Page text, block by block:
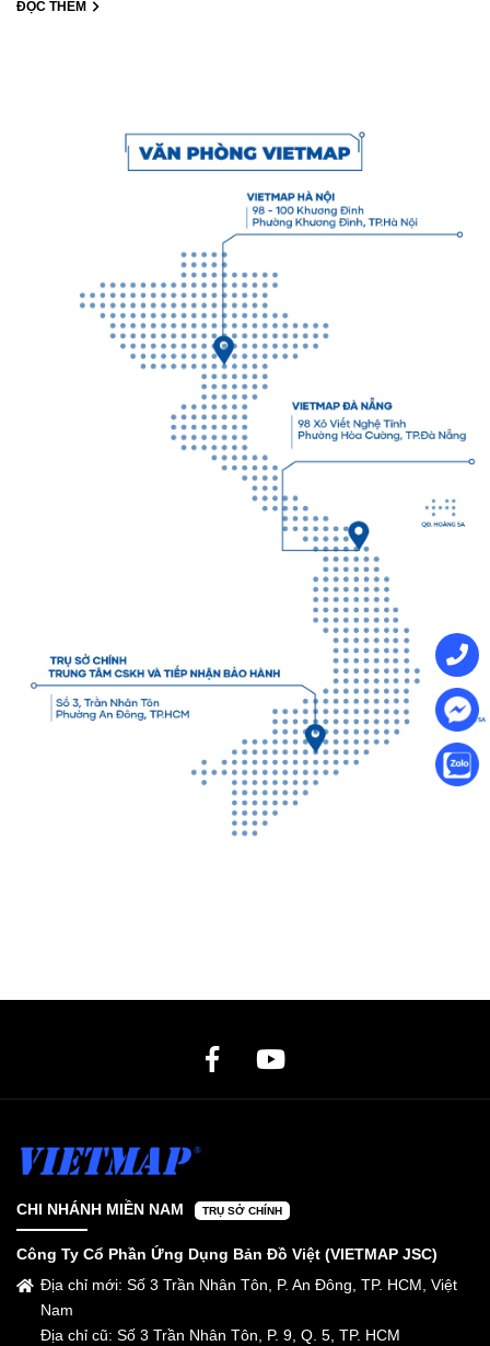
ĐỌC THÊM
CHI NHÁNH MIỀN NAM TRỤ SỞ CHÍNH
Công Ty Cổ Phần Ứng Dụng Bản Đồ Việt (VIETMAP JSC)
Địa chỉ mới: Số 3 Trần Nhân Tôn, P. An Đông, TP. HCM, Việt
Nam
Địa chỉ cũ: Số 3 Trần Nhân Tôn, P. 9, Q. 5, TP. HCM